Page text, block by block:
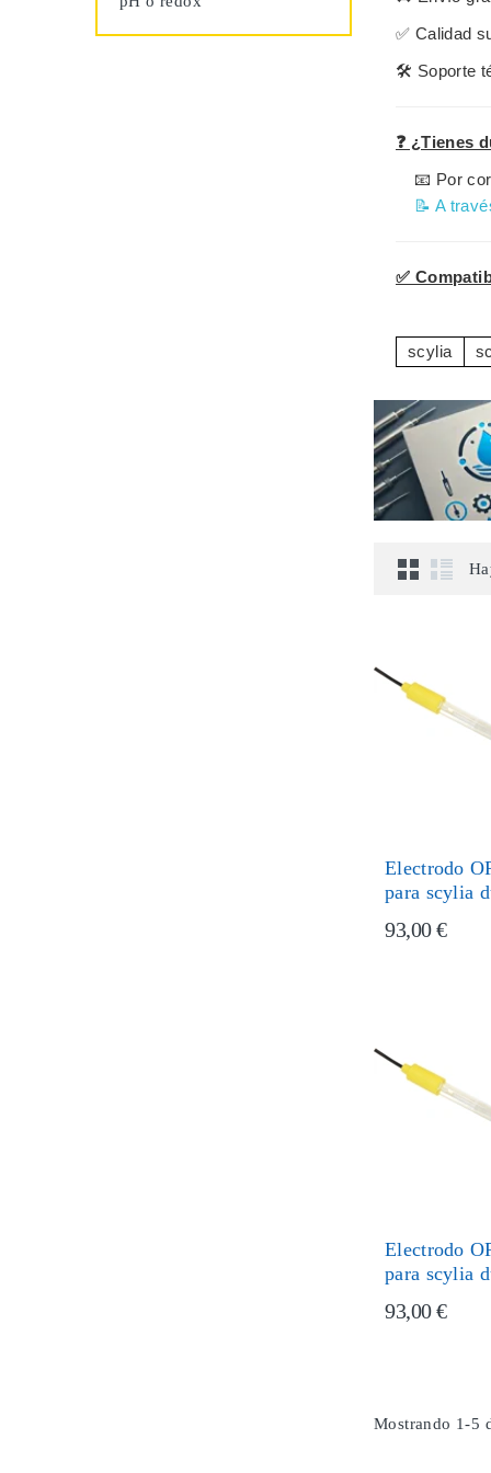
✅ Calidad
🛠️ Soporte
❓ ¿Tienes
📧 Por
📝 A
✅
scylia
Electrodo
para scylia
93,00 €
Electrodo
para scylia
93,00 €
Mostrando 1-5